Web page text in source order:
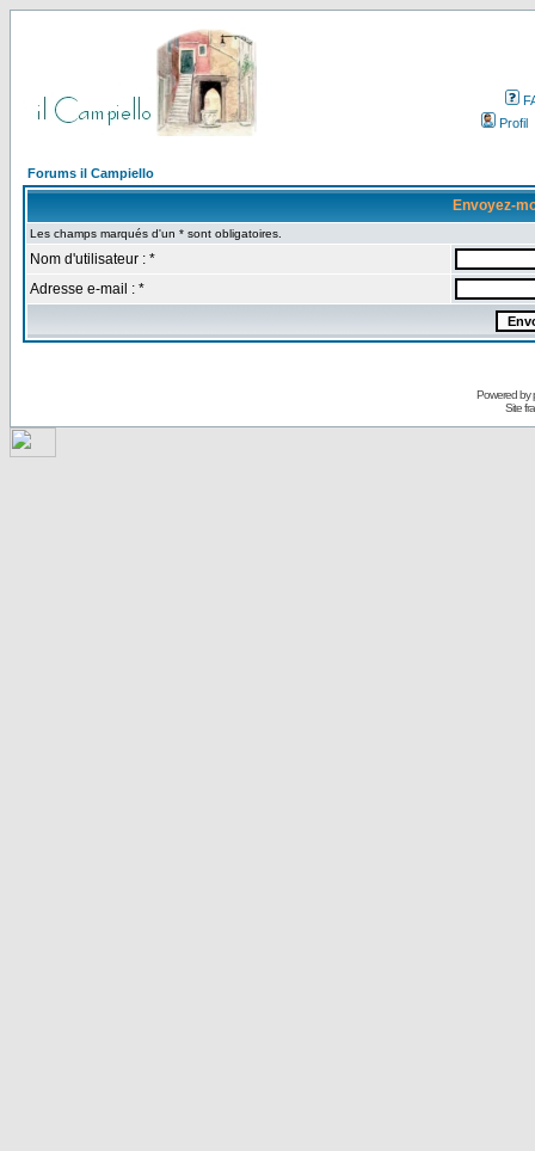
Profil
Forums il Campiello
Envoyez-
Les champs marqués d'un * sont obligatoires.
Nom d'utilisateur : *
Adresse e-mail : *
Powered by
Site